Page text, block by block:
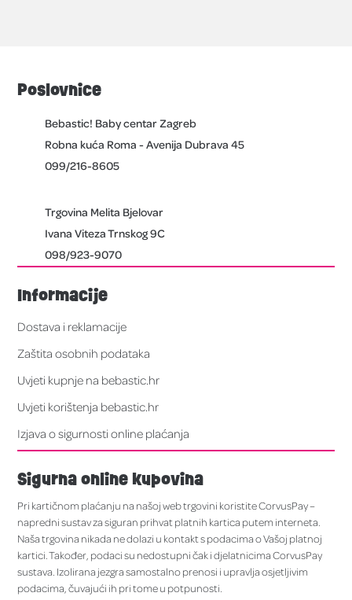
Poslovnice
Bebastic! Baby centar Zagreb
Robna kuća Roma - Avenija Dubrava 45
099/216-8605
Trgovina Melita Bjelovar
Ivana Viteza Trnskog 9C
098/923-9070
Informacije
Dostava i reklamacije
Zaštita osobnih podataka
Uvjeti kupnje na bebastic.hr
Uvjeti korištenja bebastic.hr
Izjava o sigurnosti online plaćanja
Sigurna online kupovina
Pri kartičnom plaćanju na našoj web trgovini koristite CorvusPay –
napredni sustav za siguran prihvat platnih kartica putem interneta.
Naša trgovina nikada ne dolazi u kontakt s podacima o Vašoj platnoj
kartici. Također, podaci su nedostupni čak i djelatnicima CorvusPay
sustava. Izolirana jezgra samostalno prenosi i upravlja osjetljivim
podacima, čuvajući ih pri tome u potpunosti.